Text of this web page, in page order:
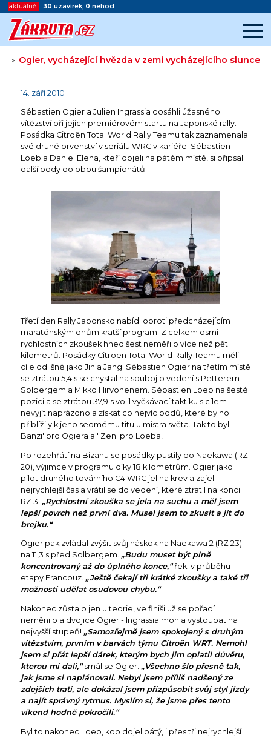
aktuálně: 30 uzavírek, 0 nehod
> Ogier, vycházející hvězda v zemi vycházejícího slunce
Začátek reklamy
14. září 2010
Sébastien Ogier a Julien Ingrassia dosáhli úžasného
vítězství při jejich premiérovém startu na Japonské rally.
Posádka Citroën Total World Rally Teamu tak zaznamenala
své druhé prvenství v seriálu WRC v kariéře. Sébastien
Loeb a Daniel Elena, kteří dojeli na pátém místě, si připsali
další body do obou šampionátů.
Třetí den Rally Japonsko nabídl oproti předcházejícím
maratónským dnům kratší program. Z celkem osmi
rychlostních zkoušek hned šest neměřilo více než pět
kilometrů. Posádky Citroën Total World Rally Teamu měli
cíle odlišné jako Jin a Jang. Sébastien Ogier na třetím místě
se ztrátou 5,4 s se chystal na souboj o vedení s Petterem
Solbergem a Mikko Hirvonenem. Sébastien Loeb na šesté
pozici a se ztrátou 37,9 s volil vyčkávací taktiku s cílem
nevyjít naprázdno a získat co nejvíc bodů, které by ho
přiblížily k jeho sedmému titulu mistra světa. Tak to byl '
Banzi' pro Ogiera a ' Zen' pro Loeba!
Po rozehřátí na Bizanu se posádky pustily do Naekawa (RZ
20), výjimce v programu díky 18 kilometrům. Ogier jako
pilot druhého továrního C4 WRC jel na krev a zajel
nejrychlejší čas a vrátil se do vedení, které ztratil na konci
RZ 3. „Rychlostní zkouška se jela na suchu a měl jsem
lepší povrch než první dva. Musel jsem to zkusit a jít do
brejku.“
Ogier pak zvládal zvýšit svůj náskok na Naekawa 2 (RZ 23)
na 11,3 s před Solbergem. „Budu muset být plně
koncentrovaný až do úplného konce,“řekl v průběhu
etapy Francouz. „Ještě čekají tři krátké zkoušky a také tři
možnosti udělat osudovou chybu.“
Nakonec zůstalo jen u teorie, ve finiši už se pořadí
neměnilo a dvojice Ogier - Ingrassia mohla vystoupat na
nejvyšší stupeň! „Samozřejmě jsem spokojený s druhým
vítězstvím, prvním v barvách týmu Citroën WRT. Nemohl
jsem si přát lepší dárek, kterým bych jim oplatil důvěru,
kterou mi dali,“smál se Ogier. „Všechno šlo přesně tak,
jak jsme si naplánovali. Nebyl jsem příliš nadšený ze
zdejších tratí, ale dokázal jsem přizpůsobit svůj styl jízdy
a najít správný rytmus. Myslím si, že jsme přes tento
víkend hodně pokročili.“
Byl to nakonec Loeb, kdo dojel pátý, i přes tři nejrychlejší